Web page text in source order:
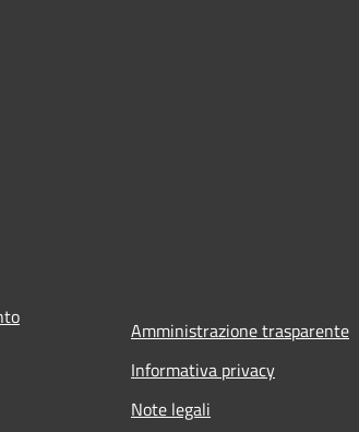
Amministrazione trasparente
Informativa privacy
Note legali